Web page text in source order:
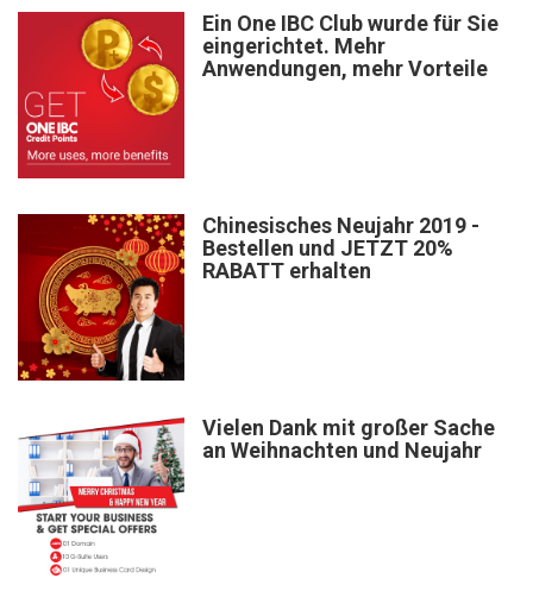
Ein One IBC Club wurde für Sie
eingerichtet. Mehr
Anwendungen, mehr Vorteile
Chinesisches Neujahr 2019 -
Bestellen und JETZT 20%
RABATT erhalten
Vielen Dank mit großer Sache
an Weihnachten und Neujahr